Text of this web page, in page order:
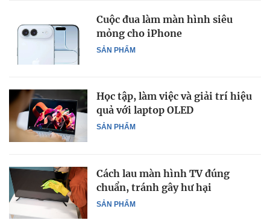
SẢN PHẨM
Cuộc đua làm màn hình siêu
mỏng cho iPhone
SẢN PHẨM
Học tập, làm việc và giải trí hiệu
quả với laptop OLED
SẢN PHẨM
Cách lau màn hình TV đúng
chuẩn, tránh gây hư hại